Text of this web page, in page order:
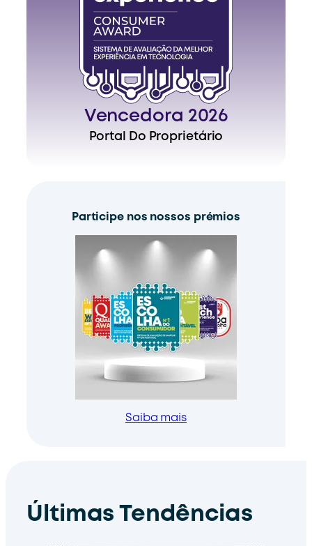
Vencedora 2026
Portal Do Proprietário
Participe nos nossos prémios
Saiba mais
Últimas Tendências